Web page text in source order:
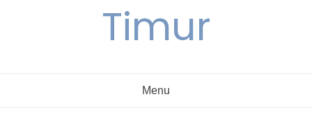
Timur
Menu